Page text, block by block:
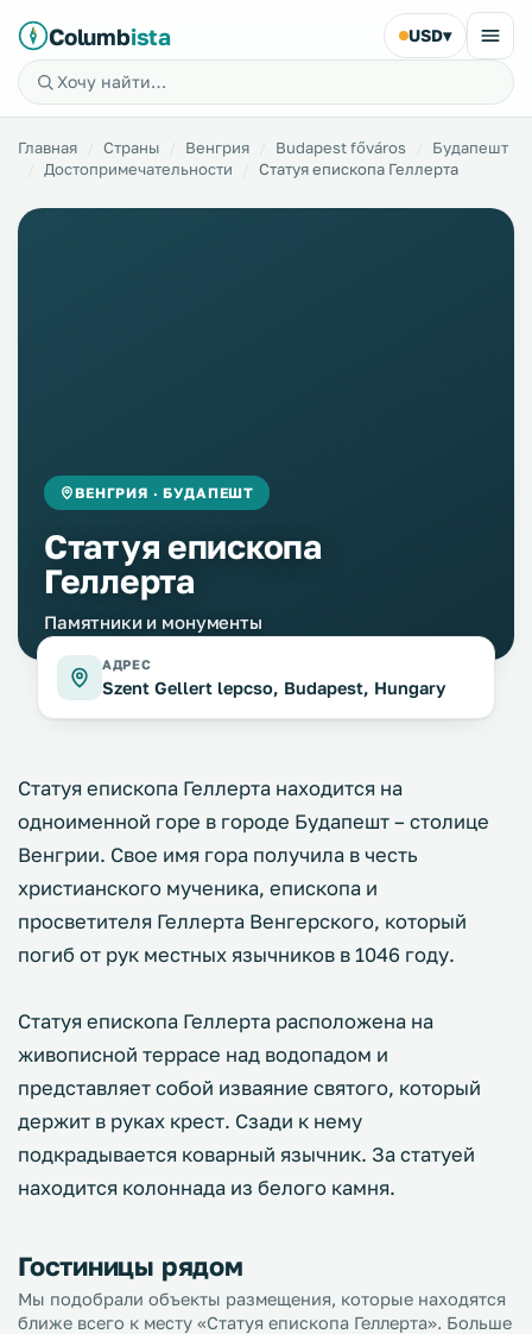
Columbista USD▾
Главная Страны Венгрия Budapest főváros
Будапешт
Достопримечательности
Статуя епископа Геллерта
ВЕНГРИЯ · БУДАПЕШТ
Статуя епископа
Геллерта
Памятники и монументы
АДРЕС
Szent Gellert lepcso, Budapest, Hungary
Статуя епископа Геллерта находится на
одноименной горе в городе Будапешт – столице
Венгрии. Свое имя гора получила в честь
христианского мученика, епископа и
просветителя Геллерта Венгерского, который
погиб от рук местных язычников в 1046 году.
Статуя епископа Геллерта расположена на
живописной террасе над водопадом и
представляет собой изваяние святого, который
держит в руках крест. Сзади к нему
подкрадывается коварный язычник. За статуей
находится колоннада из белого камня.
Гостиницы рядом
Мы подобрали объекты размещения, которые находятся
ближе всего к месту «Статуя епископа Геллерта». Больше